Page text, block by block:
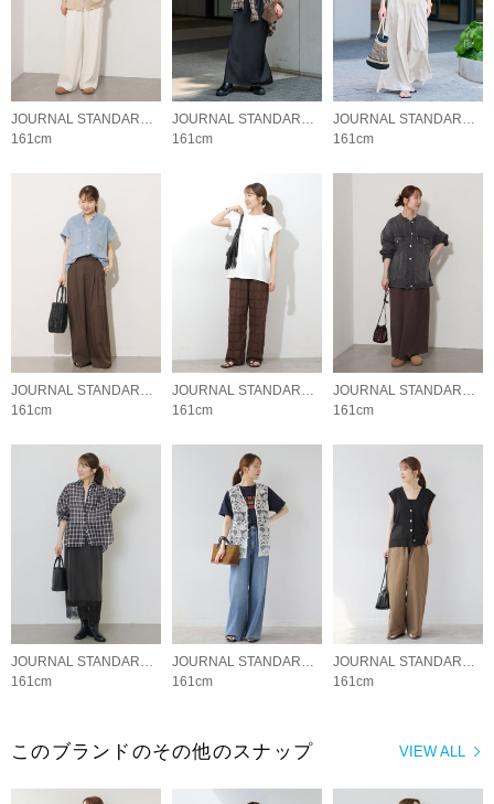
JOURNAL STANDARD relume LADYS
161cm
JOURNAL STANDARD relume LADYS
161cm
JOURNAL STANDARD relume LADYS
161cm
JOURNAL STANDARD relume LADYS
161cm
JOURNAL STANDARD relume LADYS
161cm
JOURNAL STANDARD relume LADYS
161cm
JOURNAL STANDARD relume LADYS
161cm
JOURNAL STANDARD relume LADYS
161cm
JOURNAL STANDARD relume LADYS
161cm
VIEW ALL
このブランドのその他のスナップ